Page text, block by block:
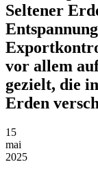
Seltener
vor allem
gezielt, die
Erden
15
mai
2025